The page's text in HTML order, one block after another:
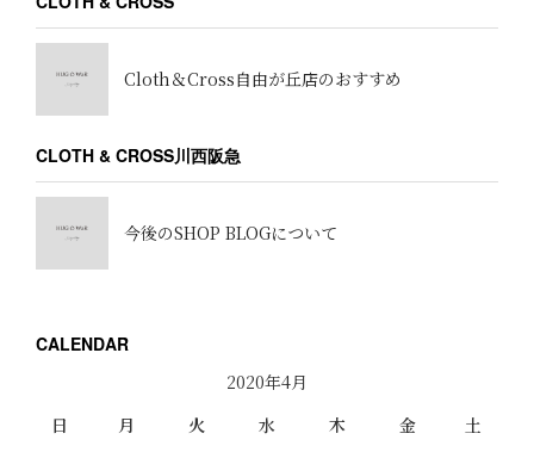
Cloth＆Cross自由が丘店のおすすめ
CLOTH & CROSS川西阪急
今後のSHOP BLOGについて
CALENDAR
2020年4月
日
月 火 水 木 金
土